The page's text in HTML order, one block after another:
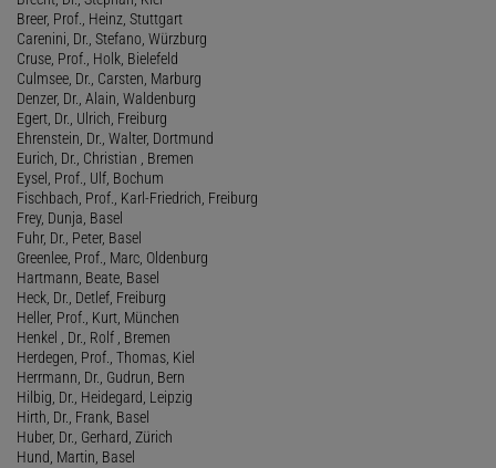
Breer, Prof., Heinz, Stuttgart
Carenini, Dr., Stefano, Würzburg
Cruse, Prof., Holk, Bielefeld
Culmsee, Dr., Carsten, Marburg
Denzer, Dr., Alain, Waldenburg
Egert, Dr., Ulrich, Freiburg
Ehrenstein, Dr., Walter, Dortmund
Eurich, Dr., Christian , Bremen
Eysel, Prof., Ulf, Bochum
Fischbach, Prof., Karl-Friedrich, Freiburg
Frey, Dunja, Basel
Fuhr, Dr., Peter, Basel
Greenlee, Prof., Marc, Oldenburg
Hartmann, Beate, Basel
Heck, Dr., Detlef, Freiburg
Heller, Prof., Kurt, München
Henkel , Dr., Rolf , Bremen
Herdegen, Prof., Thomas, Kiel
Herrmann, Dr., Gudrun, Bern
Hilbig, Dr., Heidegard, Leipzig
Hirth, Dr., Frank, Basel
Huber, Dr., Gerhard, Zürich
Hund, Martin, Basel